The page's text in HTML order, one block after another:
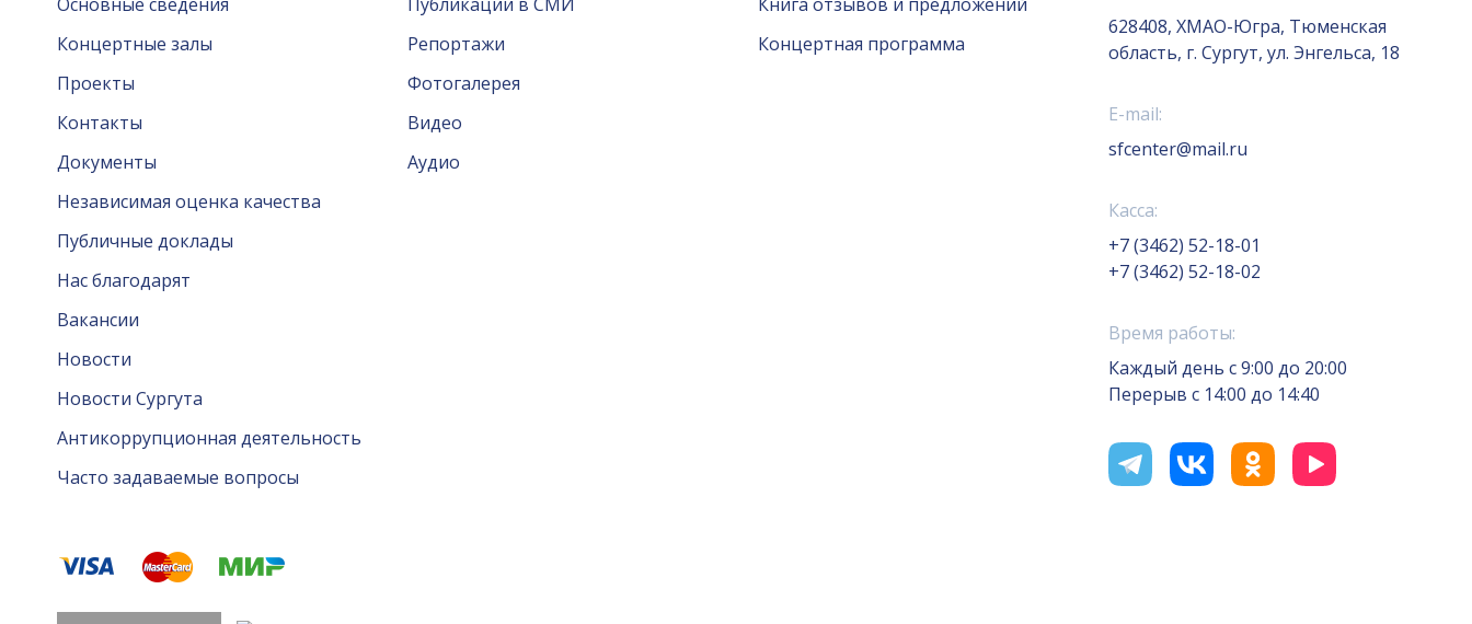
Концертные залы
Проекты
Контакты
Документы
Независимая оценка качества
Публичные доклады
Нас благодарят
Вакансии
Новости
Новости Сургута
Антикоррупционная деятельность
Часто задаваемые вопросы
Репортажи
Фотогалерея
Видео
Аудио
Концертная программа
628408, ХМАО-Югра, Тюменская
область, г. Сургут, ул. Энгельса, 18
E-mail:
sfcenter@mail.ru
Касса:
+7 (3462) 52-18-01
+7 (3462) 52-18-02
Время работы:
Каждый день с 9:00 до 20:00
Перерыв с 14:00 до 14:40